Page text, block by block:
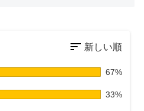
67%
33%